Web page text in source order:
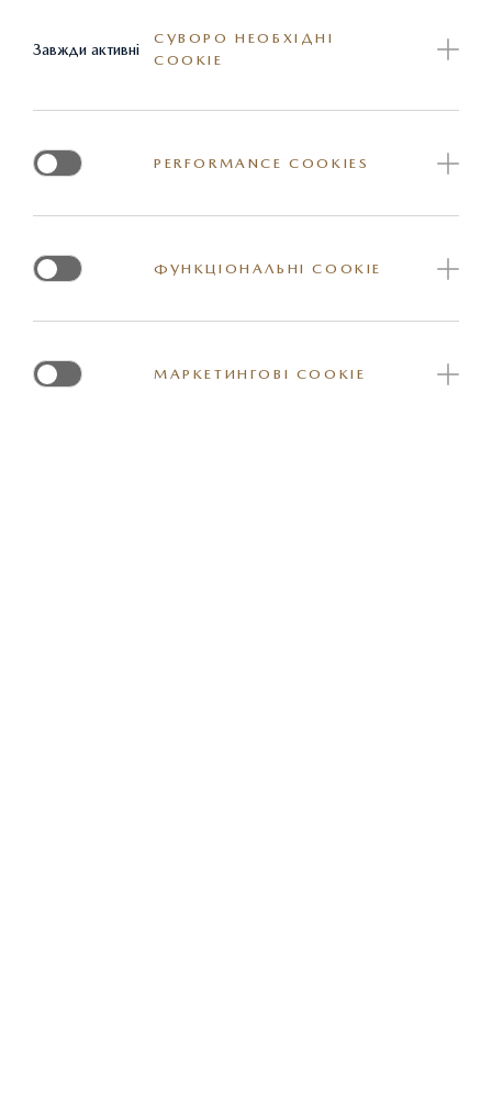
ПОПЕРЕЧИНИ ПІД БАГАЖНИК
21 994,07 ГРН.*
Завжди активні
СУВОРО НЕОБХІДНІ
COOKIE
PERFORMANCE COOKIES
ФУНКЦІОНАЛЬНІ COOKIE
МАРКЕТИНГОВІ COOKIE